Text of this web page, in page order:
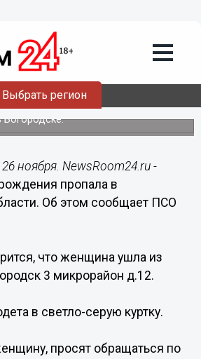
Выбрать регион
года рождения пропала
области
Богородске.
ноября. NewsRoom24.ru -
пропала в
Об этом сообщает ПСО
что женщина ушла из
3 микрорайон д.12.
в светло-серую куртку.
просят обращаться по